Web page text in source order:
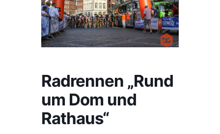
Radrennen „Rund
um Dom und
Rathaus“